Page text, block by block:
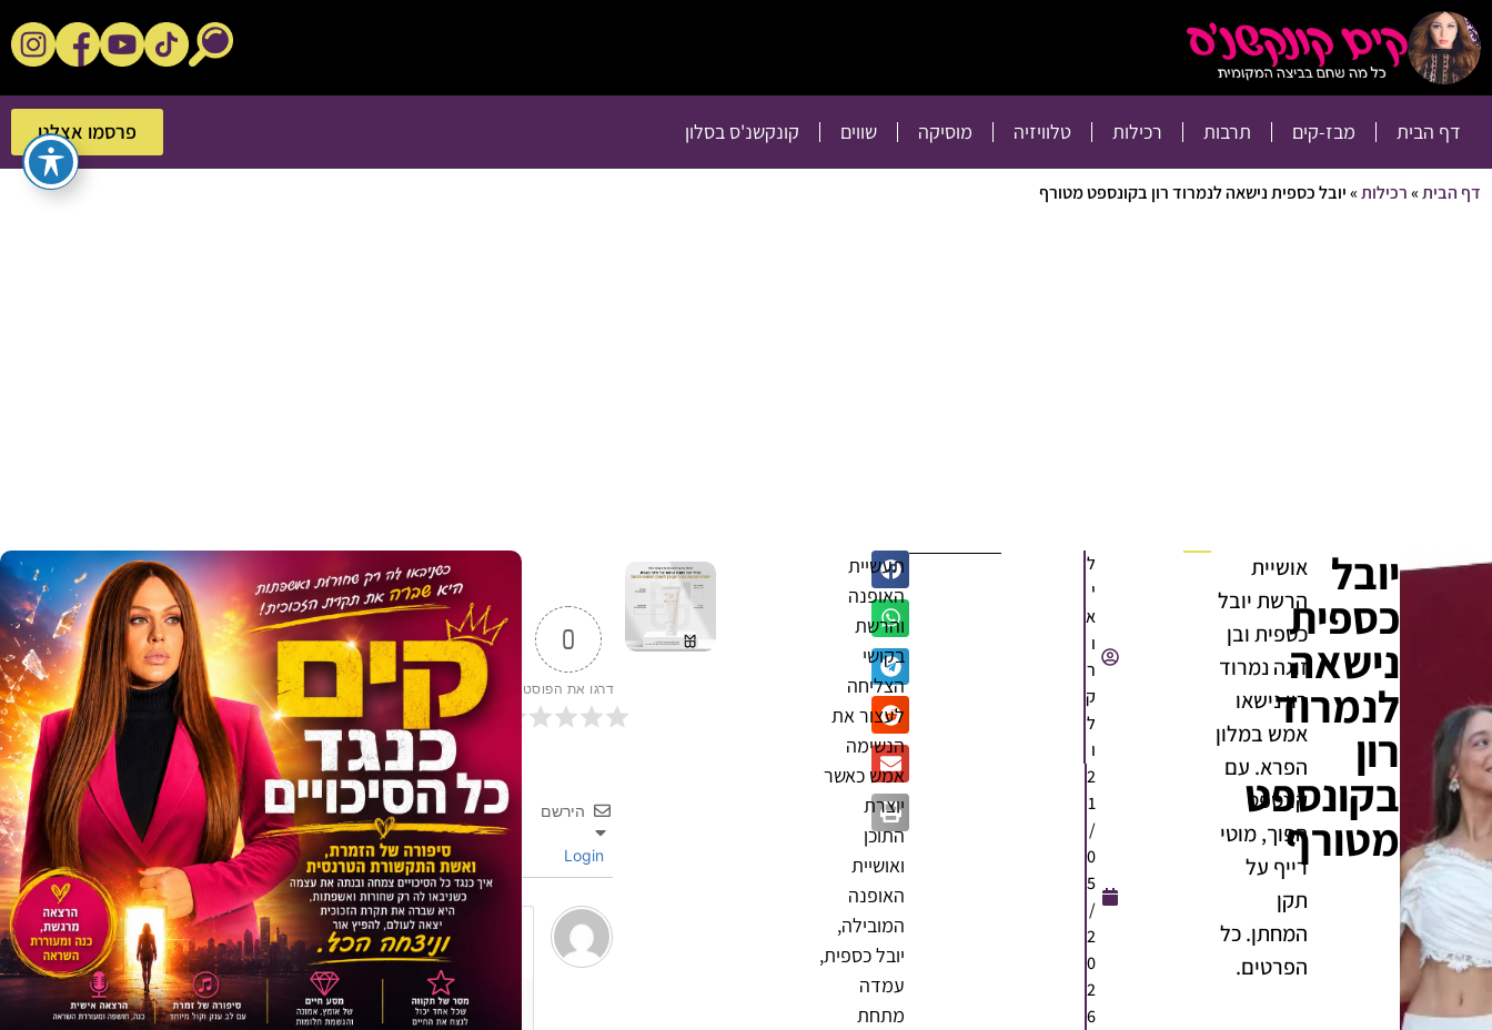
דף הבית מבז-קים תרבות רכילות טלוויזיה מוסיקה שווים קונקשנ'ס בסלון פרסמו אצלנו
פרסמו אצלנו
דף הבית»רכילות»יובל כספית נישאה לנמרוד רון בקונספט מטורף
יובל
כספית
נישאה
לנמרוד
רון
בקונספט
מטורף
אושיית
הרשת יובל
כספית ובן
זוגה נמרוד
רון נישאו
אמש במלון
הפרא. עם
קונספט
הפוך, מוטי
רייף על
תקן
המחתן. כל
הפרטים.
ל
י
א
ו
ר
ק
ל
ו
2
1
/
0
5
/
2
0
2
6
תעשיית
האופנה
והרשת
בקושי
הצליחה
לעצור את
הנשימה
אמש כאשר
יוצרת
התוכן
ואושיית
האופנה
המובילה,
יובל כספית,
עמדה
מתחת
0
דרגו את הפוסט
הירשם